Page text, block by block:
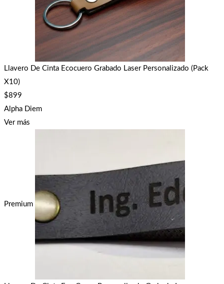
Llavero De Cinta Ecocuero Grabado Laser Personalizado (Pack
X10)
$899
Alpha Diem
Ver más
Premium